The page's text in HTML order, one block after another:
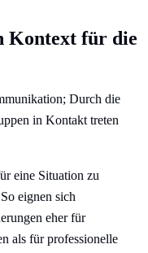
Kontext für die
Durch die
in Kontakt treten
eine Situation zu
eignen sich
eher für
als für professionelle